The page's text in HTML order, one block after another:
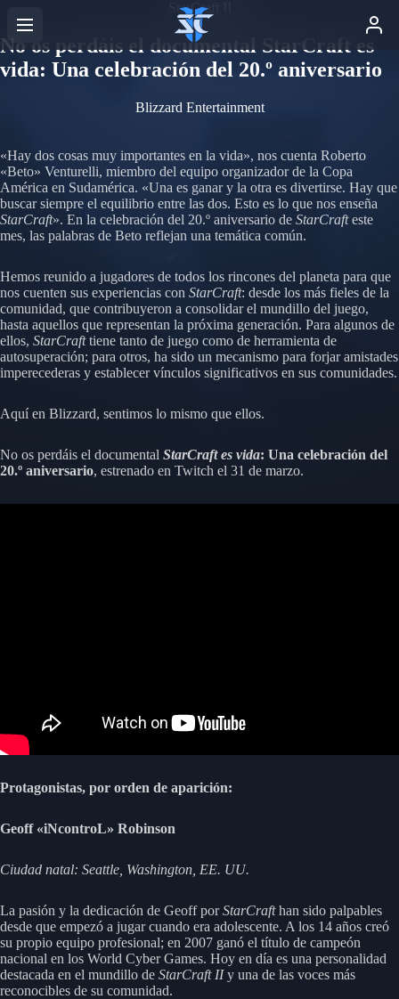
StarCraft II
No os perdáis el documental StarCraft es
vida: Una celebración del 20.º aniversario
Blizzard Entertainment
«Hay dos cosas muy importantes en la vida», nos cuenta Roberto
«Beto» Venturelli, miembro del equipo organizador de la Copa
América en Sudamérica. «Una es ganar y la otra es divertirse. Hay que
buscar siempre el equilibrio entre las dos. Esto es lo que nos enseña
StarCraft». En la celebración del 20.º aniversario de StarCrafteste
mes, las palabras de Beto reflejan una temática común.
Hemos reunido a jugadores de todos los rincones del planeta para que
nos cuenten sus experiencias con StarCraft: desde los más fieles de la
comunidad, que contribuyeron a consolidar el mundillo del juego,
hasta aquellos que representan la próxima generación. Para algunos de
ellos, StarCrafttiene tanto de juego como de herramienta de
autosuperación; para otros, ha sido un mecanismo para forjar amistades
imperecederas y establecer vínculos significativos en sus comunidades.
Aquí en Blizzard, sentimos lo mismo que ellos.
No os perdáis el documental StarCraft es vida: Una celebración del
20.º aniversario, estrenado en Twitch el 31 de marzo.
Protagonistas, por orden de aparición:
Geoff «iNcontroL» Robinson
Ciudad natal: Seattle, Washington, EE. UU.
La pasión y la dedicación de Geoff porStarCrafthan sido palpables
desde que empezó a jugar cuando era adolescente. A los 14 años creó
su propio equipo profesional; en 2007 ganó el título de campeón
nacional en los World Cyber Games. Hoy en día es una personalidad
destacada en el mundillo de StarCraft IIy una de las voces más
reconocibles de su comunidad.